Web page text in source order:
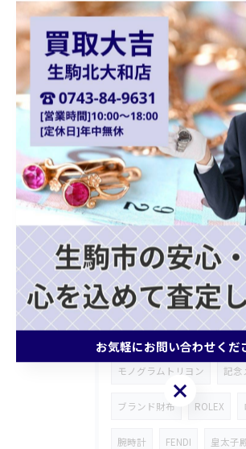
フェンディチェンジベルト
シルバーアクセサリー 御
オーストリア金貨 コロナ
天皇陛下御即位金貨 シャ
ダイアナモデル ブランド
貴金属買取 ショパール
クォーツ カプシーヌ
グッチショルダーバッグ
ホワイトゴールドアクセサリ
モノグラムトリヨン 記念
ブランド財布 ROLEX
腕時計 FENDI 皇太子
お気軽にお問い合わせくだ
お気軽にお問い合わせくだ